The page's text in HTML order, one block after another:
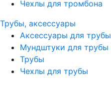
Чехлы для тромбона
Трубы, аксессуары
Аксессуары для трубы
Мундштуки для трубы
Трубы
Чехлы для трубы